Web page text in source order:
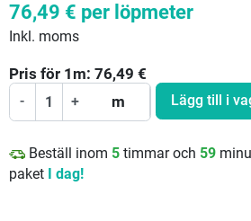
76,49 € per löpmeter
Inkl. moms
Pris för 1 m: 76,49 €
- + m Lägg till i
Beställ inom 5 timmar och 59
paket
I dag!